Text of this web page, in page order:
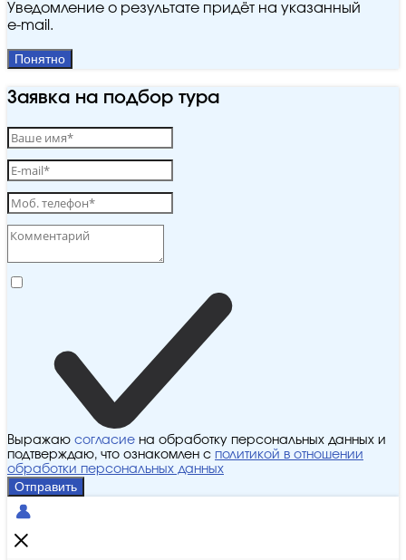
Уведомление о результате придёт на указанный
e‑mail.
Понятно
Заявка на подбор тура
Выражаю согласие на обработку персональных данных и
подтверждаю, что ознакомлен с политикой в отношении
обработки персональных данных
Отправить